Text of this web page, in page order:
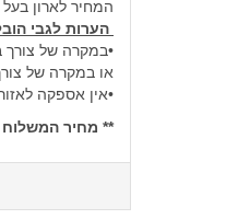
המחיר לארון בעל 4 דלתות נפתחות,ניתן להזמין במידות שונות. בתוספת תשלום
הערות לגבי
•במקרה של צורך
או במקרה של
•אין אספקה
** מחיר המשלוח